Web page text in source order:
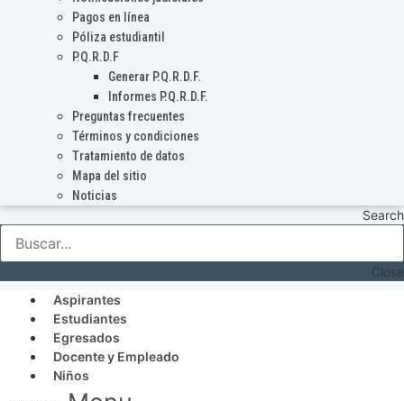
Pagos en línea
Póliza estudiantil
P.Q.R.D.F
Generar P.Q.R.D.F.
Informes P.Q.R.D.F.
Preguntas frecuentes
Términos y condiciones
Tratamiento de datos
Mapa del sitio
Noticias
Search
Close
Aspirantes
Estudiantes
Egresados
Docente y Empleado
Niños